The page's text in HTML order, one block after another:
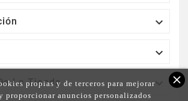


La Tienda  close
propias y de terceros para mejorar
proporcionar anuncios personalizados